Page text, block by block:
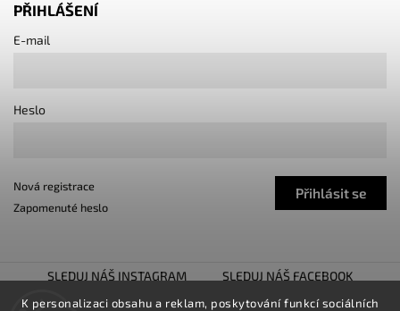
K personalizaci obsahu a reklam, poskytování funkcí sociálních
PŘIHLÁŠENÍ
E-mail
Heslo
Přihlásit se
Nová registrace
Zapomenuté heslo
SLEDUJ NÁŠ INSTAGRAM
SLEDUJ NÁŠ FACEBOOK
TUNING SHOW TROJHALÍ
SNÍŽENO.CZ